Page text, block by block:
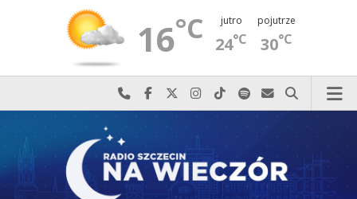
16°C jutro
24°C
pojutrze
30°C
Najlepiej po prostu do nas zadzwoń
Odwiedź nas na Facebook-u
Odwiedź nas na X
Odwiedź nas na Instagram-ie
Odwiedź nas na TikTok-u
Szukaj nas na Spotify
Wyślij do nas
Szukaj